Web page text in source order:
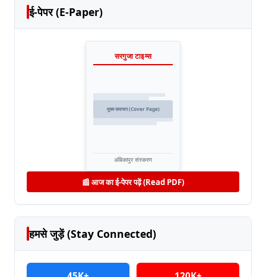
ई-पेपर (E-Paper)
सरगुजा टाइम्स
मुख्य समाचार (Cover Page)
अंबिकापुर संस्करण
📰 आज का ई-पेपर पढ़ें (Read PDF)
हमसे जुड़ें (Stay Connected)